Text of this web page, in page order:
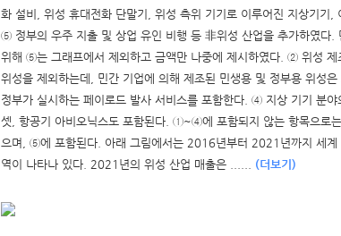
화 설비, 위성 휴대전화 단말기, 위성 측위 기기로 이루어진 지상기기
⑤ 정부의 우주 지출 및 상업 유인 비행 등 非위성 산업을 추가하였다.
위해 ⑤는 그래프에서 제외하고 금액만 나중에 제시하였다. ② 위성 제
위성을 제외하는데, 민간 기업에 의해 제조된 민생용 및 정부용 위성
정부가 실시하는 페이로드 발사 서비스를 포함한다. ④ 지상 기기 분
셋, 항공기 아비오닉스도 포함된다. ①~④에 포함되지 않는 항목으로
으며, ⑤에 포함된다. 아래 그림에서는 2016년부터 2021년까지 세계
역이 나타나 있다. 2021년의 위성 산업 매출은 ...... (더보기)